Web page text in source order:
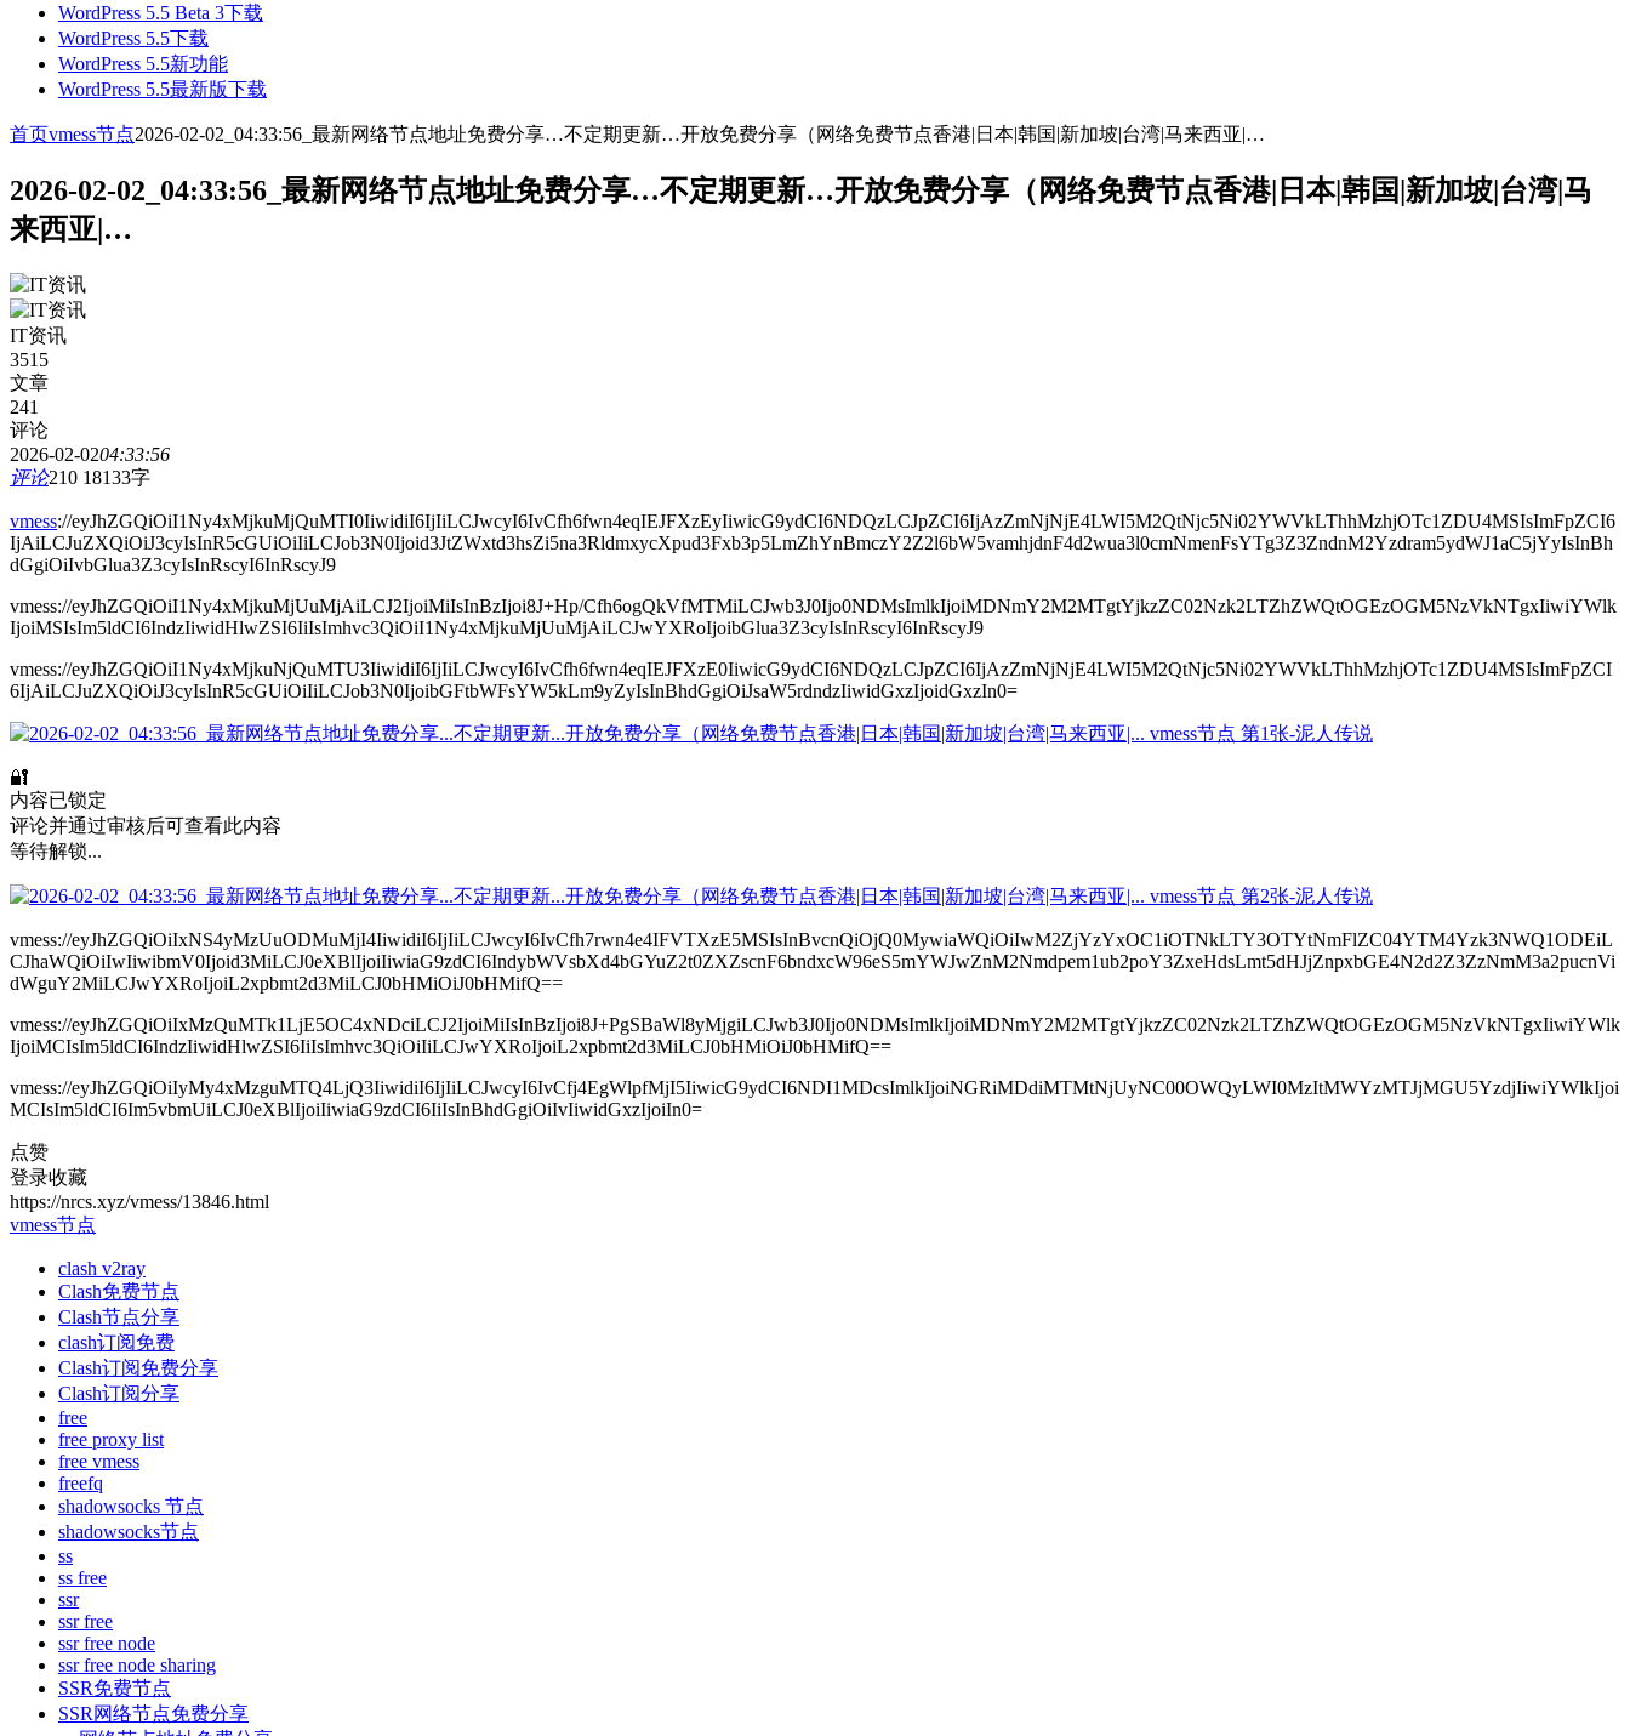
WordPress 5.5 Beta 3下载
WordPress 5.5下载
WordPress 5.5新功能
WordPress 5.5最新版下载
首页vmess节点2026-02-02_04:33:56_最新网络节点地址免费分享…不定期更新…开放免费分享（网络免费节点香港|日本|韩国|新加坡|台湾|马来西亚|…
2026-02-02_04:33:56_最新网络节点地址免费分享…不定期更新…开放免费分享（网络免费节点香港|日本|韩国|新加坡|台湾|马
来西亚|…
IT资讯
3515
文章
241
评论
2026-02-0204:33:56
评论210 18133字
vmess://eyJhZGQiOiI1Ny4xMjkuMjQuMTI0IiwidiI6IjIiLCJwcyI6IvCfh6fwn4eqIEJFXzEyIiwicG9ydCI6NDQzLCJpZCI6IjAzZmNjNjE4LWI5M2QtNjc5Ni02YWVkLThhMzhjOTc1ZDU4MSIsImFpZCI6
IjAiLCJuZXQiOiJ3cyIsInR5cGUiOiIiLCJob3N0Ijoid3JtZWxtd3hsZi5na3RldmxycXpud3Fxb3p5LmZhYnBmczY2Z2l6bW5vamhjdnF4d2wua3l0cmNmenFsYTg3Z3ZndnM2Yzdram5ydWJ1aC5jYyIsInBh
dGgiOiIvbGlua3Z3cyIsInRscyI6InRscyJ9
vmess://eyJhZGQiOiI1Ny4xMjkuMjUuMjAiLCJ2IjoiMiIsInBzIjoi8J+Hp/Cfh6ogQkVfMTMiLCJwb3J0Ijo0NDMsImlkIjoiMDNmY2M2MTgtYjkzZC02Nzk2LTZhZWQtOGEzOGM5NzVkNTgxIiwiYWlk
IjoiMSIsIm5ldCI6IndzIiwidHlwZSI6IiIsImhvc3QiOiI1Ny4xMjkuMjUuMjAiLCJwYXRoIjoibGlua3Z3cyIsInRscyI6InRscyJ9
vmess://eyJhZGQiOiI1Ny4xMjkuNjQuMTU3IiwidiI6IjIiLCJwcyI6IvCfh6fwn4eqIEJFXzE0IiwicG9ydCI6NDQzLCJpZCI6IjAzZmNjNjE4LWI5M2QtNjc5Ni02YWVkLThhMzhjOTc1ZDU4MSIsImFpZCI
6IjAiLCJuZXQiOiJ3cyIsInR5cGUiOiIiLCJob3N0IjoibGFtbWFsYW5kLm9yZyIsInBhdGgiOiJsaW5rdndzIiwidGxzIjoidGxzIn0=
🔐
内容已锁定
评论并通过审核后可查看此内容
等待解锁...
vmess://eyJhZGQiOiIxNS4yMzUuODMuMjI4IiwidiI6IjIiLCJwcyI6IvCfh7rwn4e4IFVTXzE5MSIsInBvcnQiOjQ0MywiaWQiOiIwM2ZjYzYxOC1iOTNkLTY3OTYtNmFlZC04YTM4Yzk3NWQ1ODEiL
CJhaWQiOiIwIiwibmV0Ijoid3MiLCJ0eXBlIjoiIiwiaG9zdCI6IndybWVsbXd4bGYuZ2t0ZXZscnF6bndxcW96eS5mYWJwZnM2Nmdpem1ub2poY3ZxeHdsLmt5dHJjZnpxbGE4N2d2Z3ZzNmM3a2pucnVi
dWguY2MiLCJwYXRoIjoiL2xpbmt2d3MiLCJ0bHMiOiJ0bHMifQ==
vmess://eyJhZGQiOiIxMzQuMTk1LjE5OC4xNDciLCJ2IjoiMiIsInBzIjoi8J+PgSBaWl8yMjgiLCJwb3J0Ijo0NDMsImlkIjoiMDNmY2M2MTgtYjkzZC02Nzk2LTZhZWQtOGEzOGM5NzVkNTgxIiwiYWlk
IjoiMCIsIm5ldCI6IndzIiwidHlwZSI6IiIsImhvc3QiOiIiLCJwYXRoIjoiL2xpbmt2d3MiLCJ0bHMiOiJ0bHMifQ==
vmess://eyJhZGQiOiIyMy4xMzguMTQ4LjQ3IiwidiI6IjIiLCJwcyI6IvCfj4EgWlpfMjI5IiwicG9ydCI6NDI1MDcsImlkIjoiNGRiMDdiMTMtNjUyNC00OWQyLWI0MzItMWYzMTJjMGU5YzdjIiwiYWlkIjoi
MCIsIm5ldCI6Im5vbmUiLCJ0eXBlIjoiIiwiaG9zdCI6IiIsInBhdGgiOiIvIiwidGxzIjoiIn0=
点赞
登录收藏
https://nrcs.xyz/vmess/13846.html
vmess节点
clash v2ray
Clash免费节点
Clash节点分享
clash订阅免费
Clash订阅免费分享
Clash订阅分享
free
free proxy list
free vmess
freefq
shadowsocks 节点
shadowsocks节点
ss
ss free
ssr
ssr free
ssr free node
ssr free node sharing
SSR免费节点
SSR网络节点免费分享